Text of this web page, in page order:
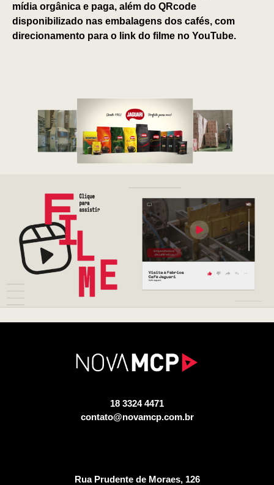
mídia orgânica e paga, além do QRcode
disponibilizado nas embalagens dos cafés, com
direcionamento para o link do filme no YouTube.
18 3324 4471
contato@novamcp.com.br
Rua Prudente de Moraes, 126